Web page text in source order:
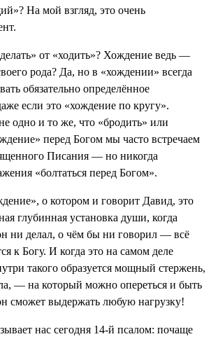
На мой взгляд, это очень
от «ходить»? Хождение ведь —
рода? Да, но в «хождении» всегда
обязательно определённое
если это «хождение по кругу».
одно и то же, что «бродить» или
перед Богом мы часто встречаем
Писания — но никогда
«болтаться перед Богом».
о котором и говорит Давид, это
глубинная установка души, когда
ни делал, о чём бы ни говорил — всё
к Богу. И когда это на самом деле
такого образуется мощный стержень,
— на который можно опереться и быть
сможет выдержать любую нагрузку!
нас сегодня 14-й псалом: почаще